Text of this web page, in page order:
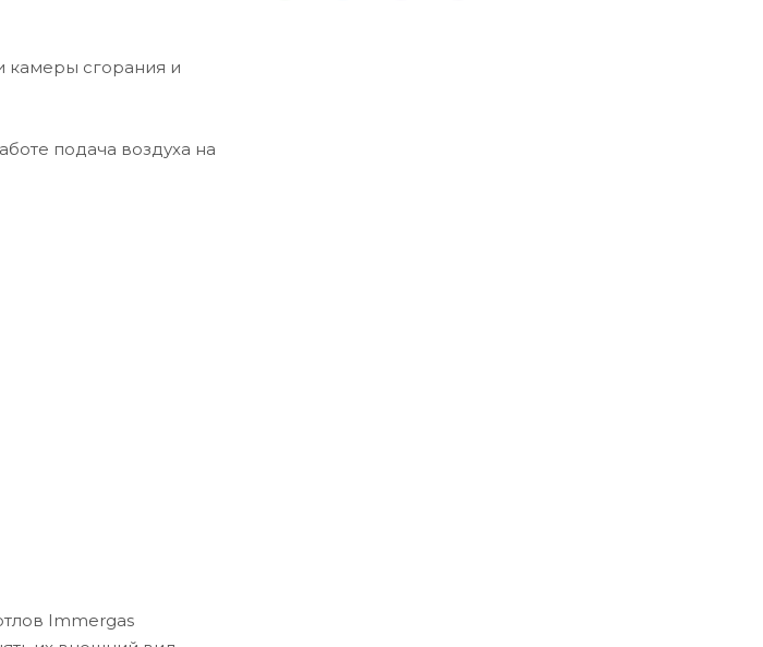
камеры сгорания и
подача воздуха на
Immergas